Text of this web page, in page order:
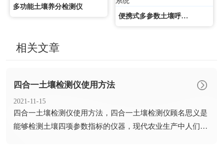
多功能土壤养分检测仪
便携式多参数土壤呼吸测量系统
相关文章
四合一土壤检测仪使用方法
2021-11-15
​四合一土壤检测仪使用方法，四合一土壤检测仪顾名思义是
能够检测土壤四项参数指标的仪器，现代农业生产中人们的